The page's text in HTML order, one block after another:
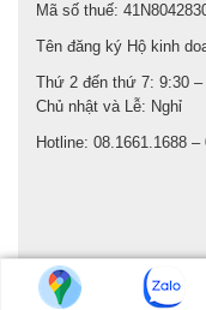
Mã số thuế:
Tên đăng ký Hộ kinh
Thứ 2 đến thứ 7: 9:30 –
Chủ nhật và Lễ: Nghỉ
Hotline: 08.1661.1688